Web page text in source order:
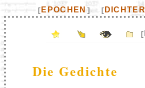
[ EPOCHEN ] [ DICHTER
[
Die Gedichte